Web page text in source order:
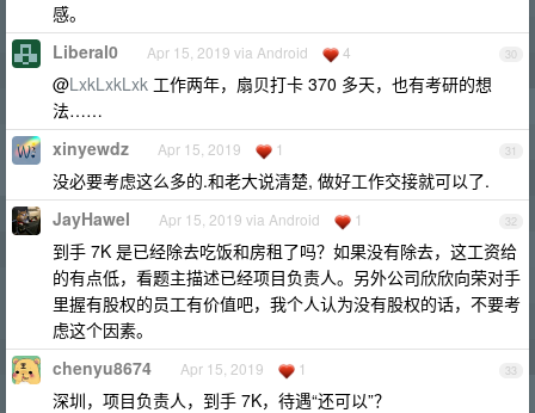
感。
30
Liberal0 Apr 15, 2019 via Android 4
@LxkLxkLxk 工作两年，扇贝打卡 370 多天，也有考研的想
法……
31
xinyewdz Apr 15, 2019 1
没必要考虑这么多的.和老大说清楚, 做好工作交接就可以了.
32
JayHawel Apr 15, 2019 via Android 1
到手 7K 是已经除去吃饭和房租了吗？如果没有除去，这工资给
的有点低，看题主描述已经项目负责人。另外公司欣欣向荣对手
里握有股权的员工有价值吧，我个人认为没有股权的话，不要考
虑这个因素。
33
chenyu8674 Apr 15, 2019 1
深圳，项目负责人，到手 7K，待遇“还可以”？